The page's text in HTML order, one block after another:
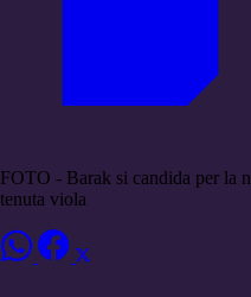
FOTO - Barak si candida per la
tenuta viola